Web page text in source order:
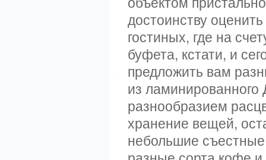
достоинству
гостиных, где на
буфета, кстати, и
предложить вам
из
разнообразием
хранение вещей,
небольшие